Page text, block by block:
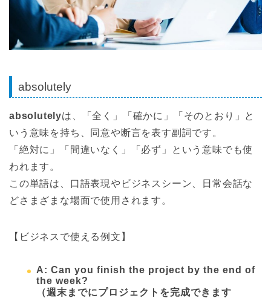
absolutely
absolutelyは、「全く」「確かに」「そのとおり」と
いう意味を持ち、同意や断言を表す副詞です。
「絶対に」「間違いなく」「必ず」という意味でも使
われます。
この単語は、口語表現やビジネスシーン、日常会話な
どさまざまな場面で使用されます。
【ビジネスで使える例文】
A: Can you finish the project by the end of
the week?
（週末までにプロジェクトを完成できます